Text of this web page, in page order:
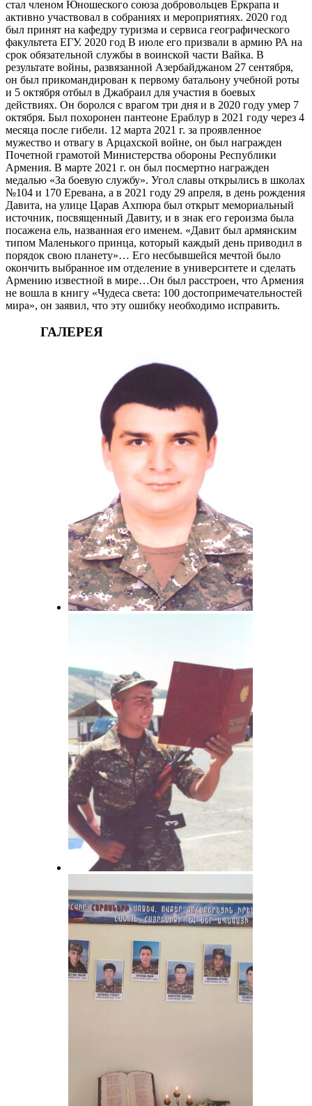
стал членом Юношеского союза добровольцев Еркрапа и
активно участвовал в собраниях и мероприятиях. 2020 год
был принят на кафедру туризма и сервиса географического
факультета ЕГУ. 2020 год В июле его призвали в армию РА на
срок обязательной службы в воинской части Вайка. В
результате войны, развязанной Азербайджаном 27 сентября,
он был прикомандирован к первому батальону учебной роты
и 5 октября отбыл в Джабраил для участия в боевых
действиях. Он боролся с врагом три дня и в 2020 году умер 7
октября. Был похоронен пантеоне Ераблур в 2021 году через 4
месяца после гибели. 12 марта 2021 г. за проявленное
мужество и отвагу в Арцахской войне, он был награжден
Почетной грамотой Министерства обороны Республики
Армения. В марте 2021 г. он был посмертно награжден
медалью «За боевую службу». Угол славы открылись в школах
№104 и 170 Еревана, а в 2021 году 29 апреля, в день рождения
Давита, на улице Царав Ахпюра был открыт мемориальный
источник, посвященный Давиту, и в знак его героизма была
посажена ель, названная его именем. «Давит был армянским
типом Маленького принца, который каждый день приводил в
порядок свою планету»… Его несбывшейся мечтой было
окончить выбранное им отделение в университете и сделать
Армению известной в мире…Он был расстроен, что Армения
не вошла в книгу «Чудеса света: 100 достопримечательностей
мира», он заявил, что эту ошибку необходимо исправить.
ГАЛЕРЕЯ